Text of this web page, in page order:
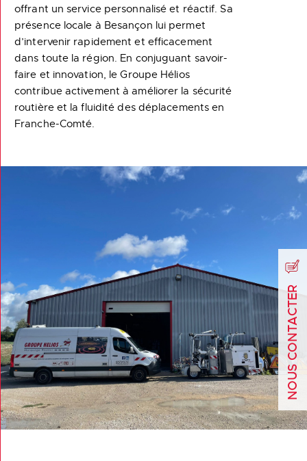
NOUS CONTACTER
offrant un service personnalisé et réactif. Sa
présence locale à Besançon lui permet
d’intervenir rapidement et efficacement
dans toute la région. En conjuguant savoir-
faire et innovation, le Groupe Hélios
contribue activement à améliorer la sécurité
routière et la fluidité des déplacements en
Franche-Comté.